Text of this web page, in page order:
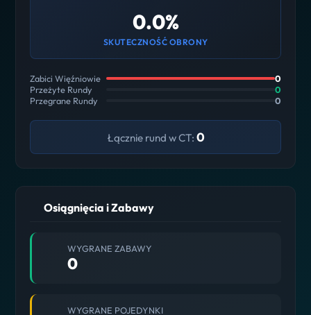
0.0%
SKUTECZNOŚĆ OBRONY
Zabici Więźniowie
0
Przeżyte Rundy
0
Przegrane Rundy
0
Łącznie rund w CT: 0
Osiągnięcia i Zabawy
WYGRANE ZABAWY
0
WYGRANE POJEDYNKI